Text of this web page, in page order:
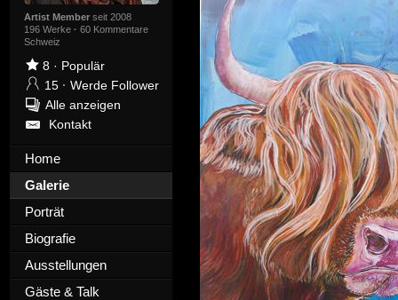
Artist Memberseit 2008
196 Werke · 60 Kommentare
Schweiz
8· Populär
15 · Werde Follower
Alle anzeigen
Kontakt
Home
Galerie
Porträt
Biografie
Ausstellungen
Gäste & Talk